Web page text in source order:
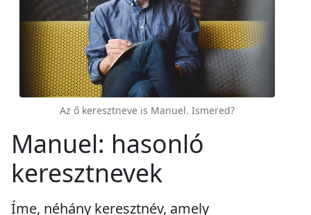
Az ő keresztneve is Manuel. Ismered?
Manuel: hasonló
keresztnevek
Íme, néhány keresztnév, amely